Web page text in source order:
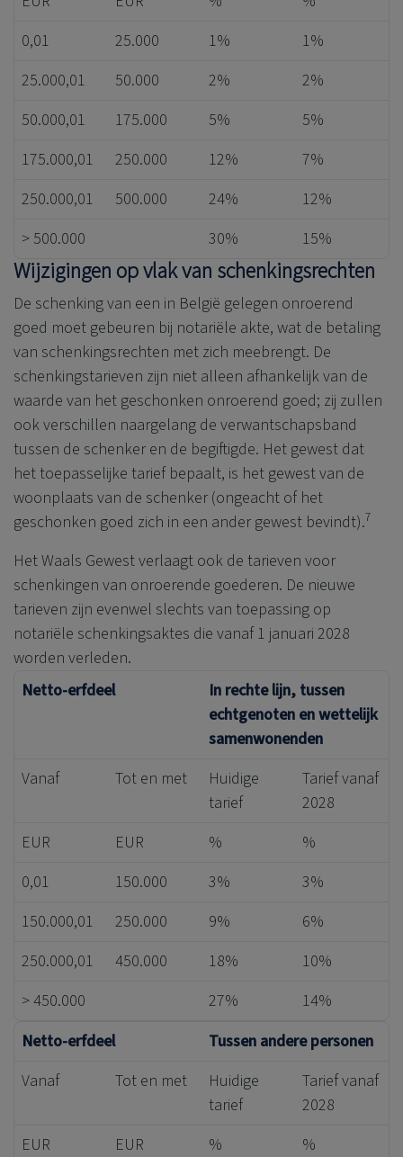
0,01
25.000 1%
1%
25.000,01
50.000 2%
2%
50.000,01
175.000 5%
5%
175.000,01
250.000 12%
7%
250.000,01
500.000 24%
12%
> 500.000
30% 15%
Wijzigingen op vlak van schenkingsrechten
De schenking van een in België gelegen onroerend
goed moet gebeuren bij notariële akte, wat de betaling
van schenkingsrechten met zich meebrengt. De
schenkingstarieven zijn niet alleen afhankelijk van de
waarde van het geschonken onroerend goed; zij zullen
ook verschillen naargelang de verwantschapsband
tussen de schenker en de begiftigde. Het gewest dat
het toepasselijke tarief bepaalt, is het gewest van de
woonplaats van de schenker (ongeacht of het
geschonken goed zich in een ander gewest bevindt).7
Het Waals Gewest verlaagt ook de tarieven voor
schenkingen van onroerende goederen. De nieuwe
tarieven zijn evenwel slechts van toepassing op
notariële schenkingsaktes die vanaf 1 januari 2028
worden verleden.
Netto-erfdeel
In rechte lijn, tussen
echtgenoten en wettelijk
samenwonenden
Vanaf
Tot en met
Huidige
tarief
Tarief vanaf
2028
EUR
EUR %
%
0,01
150.000 3%
3%
150.000,01
250.000 9%
6%
250.000,01
450.000 18%
10%
> 450.000
27%
14%
Netto-erfdeel
Tussen andere personen
Vanaf
Tot en met
Huidige
tarief
Tarief vanaf
2028
EUR
EUR %
%